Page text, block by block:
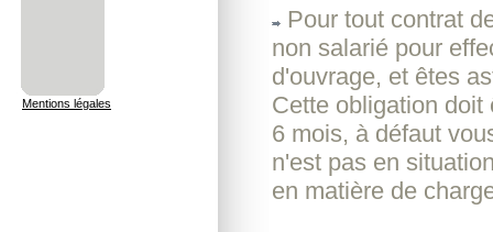
Mentions légales
Pour tout contrat
non salarié pour
d'ouvrage, et êtes
Cette obligation
6 mois, à défaut
n'est pas en
en matière de